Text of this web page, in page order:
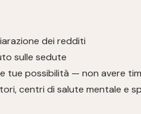
dei redditi
sulle sedute
tue possibilità — non avere
centri di salute mentale e